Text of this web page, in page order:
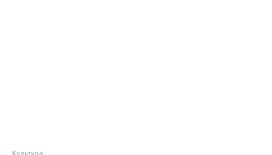
Культура